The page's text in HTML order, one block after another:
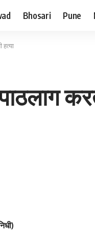
Bhosari Pune
हत्या